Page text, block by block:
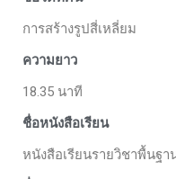
การสร้างรูปสี่เหลี่ยม
ความยาว
18.35 นาที
ชื่อหนังสือเรียน
หนังสือเรียนรายวิชาพื้นฐ